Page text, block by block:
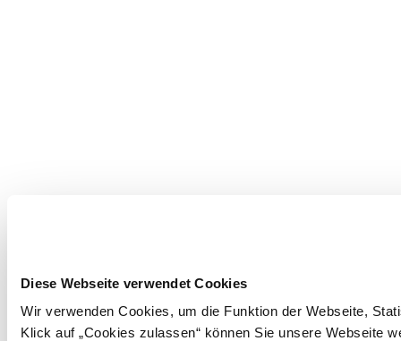
Diese Webseite verwendet Cookies
Wir verwenden Cookies, um die Funktion der Webseite,
Klick auf „Cookies zulassen“ können Sie unsere Webseite